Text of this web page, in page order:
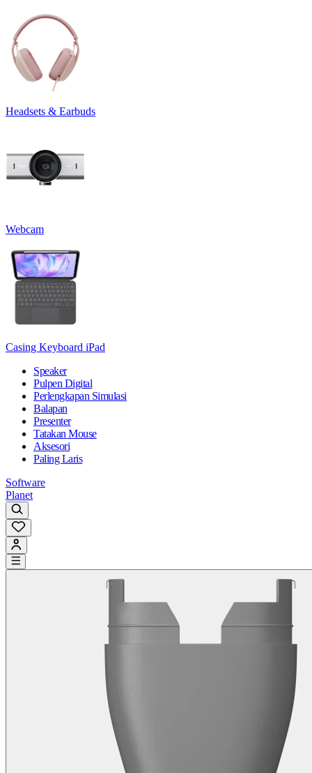
Headsets & Earbuds
Webcam
Casing Keyboard iPad
Speaker
Pulpen Digital
Perlengkapan Simulasi
Balapan
Presenter
Tatakan Mouse
Aksesori
Paling Laris
Software
Planet